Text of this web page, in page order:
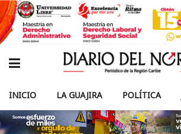
INICIO LA GUAJIRA POLÍTICA